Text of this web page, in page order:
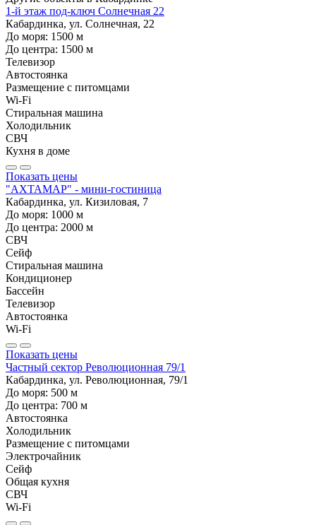
1-й этаж под-ключ Солнечная 22
Кабардинка, ул. Солнечная, 22
До моря: 1500 м
До центра: 1500 м
Телевизор
Автостоянка
Размещение с питомцами
Wi-Fi
Стиральная машина
Холодильник
СВЧ
Кухня в доме
Показать цены
"АХТАМАР" - мини-гостиница
Кабардинка, ул. Кизиловая, 7
До моря: 1000 м
До центра: 2000 м
СВЧ
Сейф
Стиральная машина
Кондиционер
Бассейн
Телевизор
Автостоянка
Wi-Fi
Показать цены
Частный сектор Революционная 79/1
Кабардинка, ул. Революционная, 79/1
До моря: 500 м
До центра: 700 м
Автостоянка
Холодильник
Размещение с питомцами
Электрочайник
Сейф
Общая кухня
СВЧ
Wi-Fi